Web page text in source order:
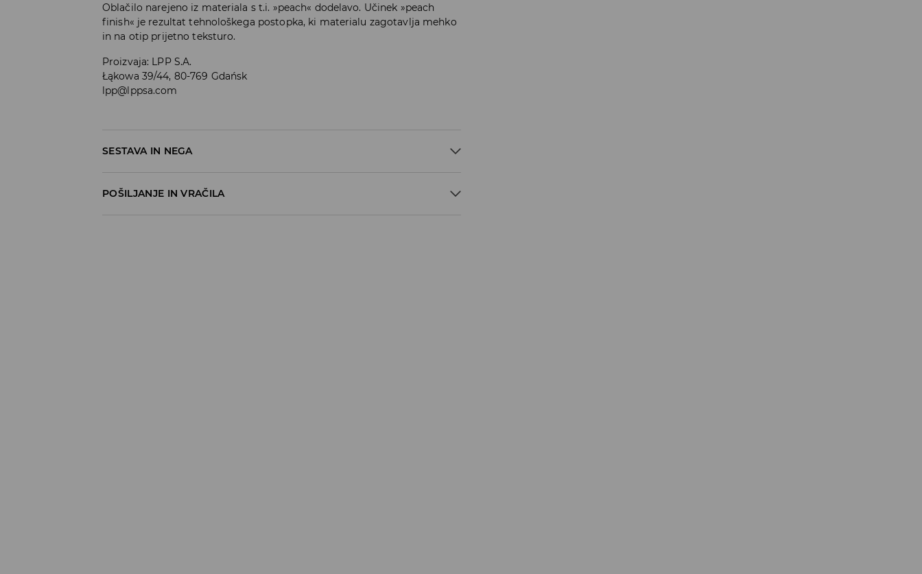
Oblačilo narejeno iz materiala s t.i. »peach« dodelavo. Učinek »peach
finish« je rezultat tehnološkega postopka, ki materialu zagotavlja mehko
in na otip prijetno teksturo.
Proizvaja: LPP S.A.
Łąkowa 39/44, 80-769 Gdańsk
lpp@lppsa.com
SESTAVA IN NEGA
POŠILJANJE IN VRAČILA